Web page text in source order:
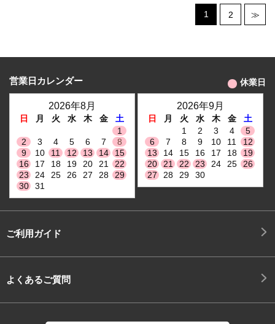
1 2 ≫
営業日カレンダー 休業日
2026年8月
日 月 火 水 木 金
土
1
2
3 4 5 6 7
8
9
10 11 12 13 14
15
16
17 18 19 20 21
22
23
24 25 26 27 28
29
30
31
2026年9月
日 月 火 水 木 金
土
1
2 3 4
5
6
7 8 9 10 11
12
13
14 15 16 17 18
19
20
21 22 23 24 25
26
27
28 29 30
ご利用ガイド
よくあるご質問